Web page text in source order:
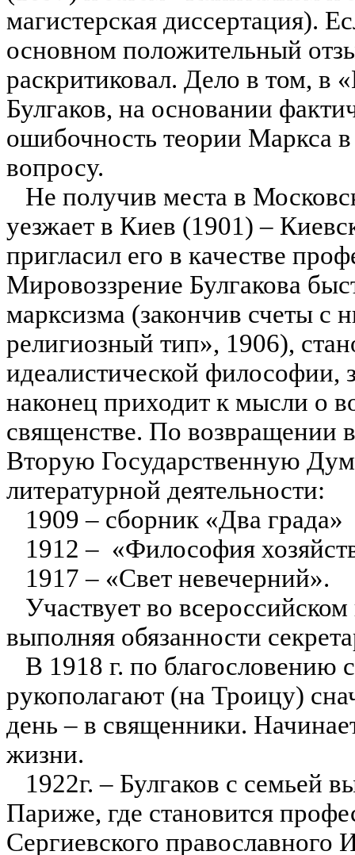
магистерская диссертация).
основном положительный
раскритиковал. Дело в том, в
Булгаков, на основании
ошибочность теории Маркса
вопросу.
Не получив места в
уезжает в Киев (1901) –
пригласил его в качестве
Мировоззрение Булгакова
марксизма (закончив счеты с
религиозный тип», 1906),
идеалистической философии,
наконец приходит к мысли о
священстве. По возвращении
Вторую Государственную
литературной деятельности:
1909 – сборник «Два града»
1912 – «Философия
1917 – «Свет невечерний».
Участвует во
выполняя обязанности
В 1918 г. по благословению
рукополагают (на Троицу)
день – в священники.
жизни.
1922г. – Булгаков с семьей
Париже, где становится
Сергиевского православного